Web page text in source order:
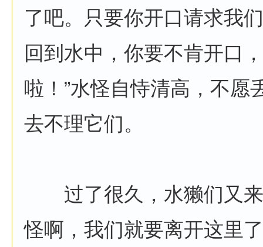
了吧。只要你开口请求我
回到水中，你要不肯开口
啦！”水怪自恃清高，不愿
去不理它们。
过了很久，水獭们又来
怪啊，我们就要离开这里